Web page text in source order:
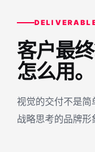
客户最终
怎么用。
视觉的交付不是
战略思考的品牌形